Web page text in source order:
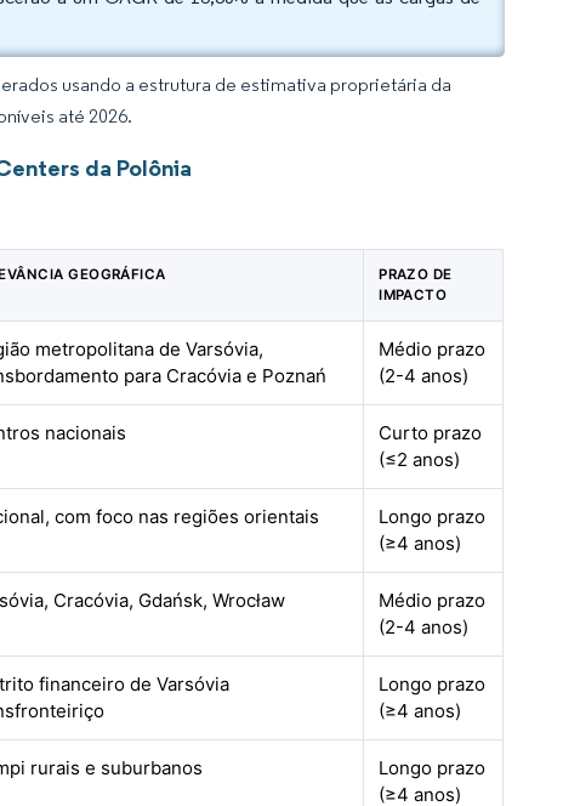
usando a estrutura de estimativa proprietária da
até 2026.
da Polônia
GEOGRÁFICA
PRAZO DE
IMPACTO
metropolitana de Varsóvia,
para Cracóvia e Poznań
Médio prazo
(2-4 anos)
nacionais
Curto prazo
(≤2 anos)
com foco nas regiões orientais
Longo prazo
(≥4 anos)
Cracóvia, Gdańsk, Wrocław
Médio prazo
(2-4 anos)
financeiro de Varsóvia
Longo prazo
(≥4 anos)
rurais e suburbanos
Longo prazo
(≥4 anos)